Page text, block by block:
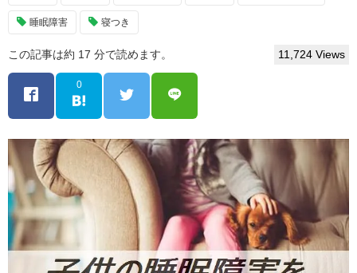
睡眠障害 寝つき
この記事は約 17 分で読めます。 11,724 Views
0